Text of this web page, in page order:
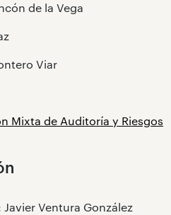
de la Vega
Viar
Mixta de Auditoría y Riesgos
Ventura González